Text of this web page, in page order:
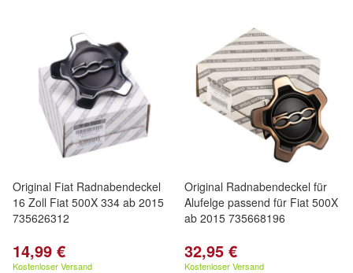
Original Fiat Radnabendeckel
16 Zoll Fiat 500X 334 ab 2015
735626312
14,99 €
Kostenloser Versand
Original Radnabendeckel für
Alufelge passend für Fiat 500X
ab 2015 735668196
32,95 €
Kostenloser Versand